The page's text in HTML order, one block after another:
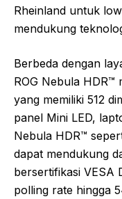
Rheinland untuk
mendukung
Berbeda dengan
ROG Nebula HDR™
yang memiliki 512
panel Mini LED,
Nebula HDR™
dapat mendukung
bersertifikasi VESA
polling rate hingga